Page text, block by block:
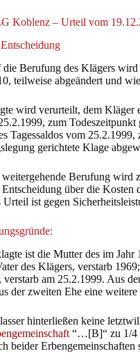
Koblenz – Urteil vom
Berufung des Klägers
teilweise abgeändert und
wird verurteilt, dem Kläger
zum
Tagessaldos vom
gerichtete Klage
Berufung wird
über die Kosten
Urteil ist gegen
ist die Mutter des im
des Klägers, verstarb
verstarb am 25.2.1999. Aus
der zweiten Ehe eine
hinterließen keine
“…[B]“ zu 1/4
beider Erbengemeinschaften